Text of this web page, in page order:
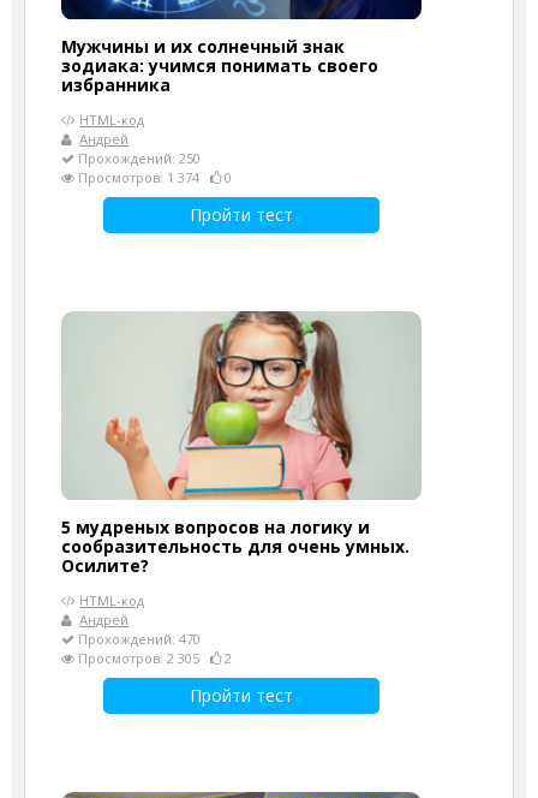
Мужчины и их солнечный знак
зодиака: учимся понимать своего
избранника
HTML-код
Андрей
Прохождений: 250
Просмотров: 1 374
0
Пройти тест
5 мудреных вопросов на логику и
сообразительность для очень умных.
Осилите?
HTML-код
Андрей
Прохождений: 470
Просмотров: 2 305
2
Пройти тест